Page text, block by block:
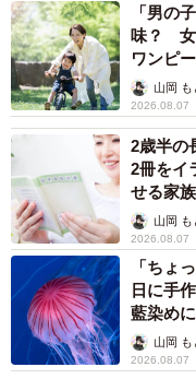
・世界最大級の淡水魚
「男の
味？ 女
ワンピ
へんが…
山岡 も
2026.08.07
2歳半の
2冊をイ
せる家
山岡 も
2026.08.07
「ちょ
日に手
藍染め
ごい」
山岡 も
2026.08.07